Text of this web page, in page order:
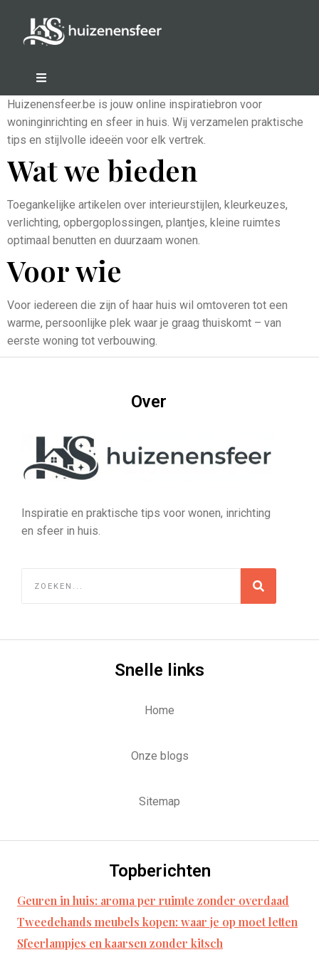
Huizenensfeer.be is jouw online inspiratiebron voor
woninginrichting en sfeer in huis. Wij verzamelen praktische
tips en stijlvolle ideeën voor elk vertrek.
Wat we bieden
Toegankelijke artikelen over interieurstijlen, kleurkeuzes,
verlichting, opbergoplossingen, plantjes, kleine ruimtes
optimaal benutten en duurzaam wonen.
Voor wie
Voor iedereen die zijn of haar huis wil omtoveren tot een
warme, persoonlijke plek waar je graag thuiskomt – van
eerste woning tot verbouwing.
Over
Inspiratie en praktische tips voor wonen, inrichting
en sfeer in huis.
Snelle links
Home
Onze blogs
Sitemap
Topberichten
Geuren in huis: aroma per ruimte zonder overdaad
Tweedehands meubels kopen: waar je op moet letten
Sfeerlampjes en kaarsen zonder kitsch